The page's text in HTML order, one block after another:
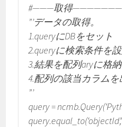
#———取得
”’データの取得。
1.queryにDBをセット
2.queryに検索条件を
3.結果を配列aryに格納
4.配列の該当カラムを
”’
query =